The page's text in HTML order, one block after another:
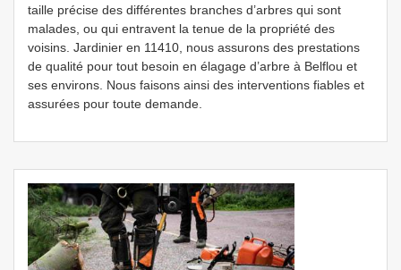
taille précise des différentes branches d’arbres qui sont
malades, ou qui entravent la tenue de la propriété des
voisins. Jardinier en 11410, nous assurons des prestations
de qualité pour tout besoin en élagage d’arbre à Belflou et
ses environs. Nous faisons ainsi des interventions fiables et
assurées pour toute demande.